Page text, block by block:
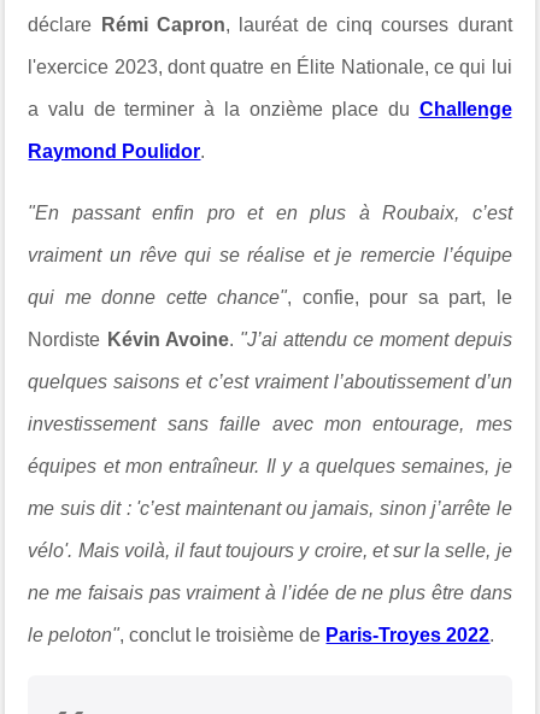
déclare Rémi Capron, lauréat de cinq courses durant
l'exercice 2023, dont quatre en É lite Nationale, ce qui lui
a valu de terminer à la onzième place du Challenge
Raymond Poulidor.
"En passant enfin pro et en plus à Roubaix, c’est
vraiment un rêve qui se réalise et je remercie l’équipe
qui me donne cette chance", confie, pour sa part, le
Nordiste Kévin Avoine. "J’ai attendu ce moment depuis
quelques saisons et c’est vraiment l’aboutissement d’un
investissement sans faille avec mon entourage, mes
équipes et mon entraîneur. Il y a quelques semaines, je
me suis dit : 'c’est maintenant ou jamais, sinon j’arrête le
vélo'. Mais voilà, il faut toujours y croire, et sur la selle, je
ne me faisais pas vraiment à l’idée de ne plus être dans
le peloton", conclut le troisième de Paris-Troyes 2022.